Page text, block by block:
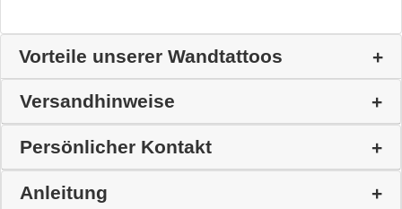
Vorteile unserer Wandtattoos
Versandhinweise
Persönlicher Kontakt
Anleitung